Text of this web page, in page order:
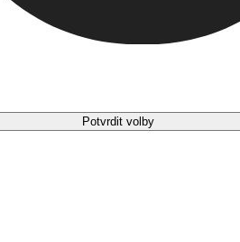
Potvrdit volby